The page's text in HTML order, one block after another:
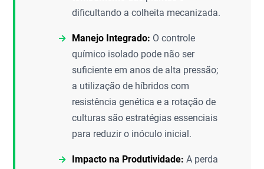
dificultando a colheita mecanizada.
Manejo Integrado: O controle
químico isolado pode não ser
suficiente em anos de alta pressão;
a utilização de híbridos com
resistência genética e a rotação de
culturas são estratégias essenciais
para reduzir o inóculo inicial.
Impacto na Produtividade: A perda